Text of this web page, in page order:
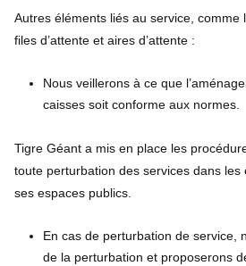
Autres éléments liés au service, comme
files d’attente et aires d’attente :
Nous veillerons à ce que
caisses soit conforme aux normes.
Tigre Géant a mis en place les
toute perturbation des services dans les
ses espaces publics.
En cas de perturbation de service,
de la perturbation et proposerons